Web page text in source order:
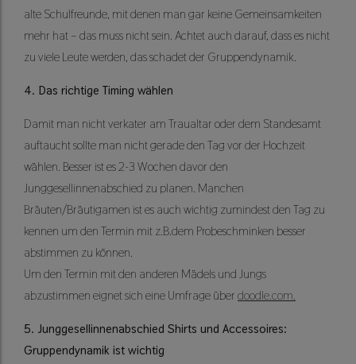
alte Schulfreunde, mit denen man gar keine Gemeinsamkeiten
mehr hat – das muss nicht sein. Achtet auch darauf, dass es nicht
zu viele Leute werden, das schadet der Gruppendynamik.
4. Das richtige Timing wählen
Damit man nicht verkater am Traualtar oder dem Standesamt
auftaucht sollte man nicht gerade den Tag vor der Hochzeit
wählen. Besser ist es 2-3 Wochen davor den
Junggesellinnenabschied zu planen. Manchen
Bräuten/Bräutigamen ist es auch wichtig zumindest den Tag zu
kennen um den Termin mit z.B.dem Probeschminken besser
abstimmen zu können.
Um den Termin mit den anderen Mädels und Jungs
abzustimmen eignet sich eine Umfrage über doodle.com.
5. Junggesellinnenabschied Shirts und Accessoires:
Gruppendynamik ist wichtig